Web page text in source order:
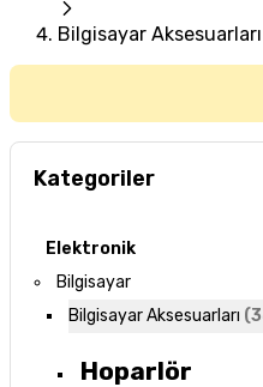
Bilgisayar Aksesuarları
Kategoriler
Elektronik
Bilgisayar
Bilgisayar Aksesuarları (
Hoparlör